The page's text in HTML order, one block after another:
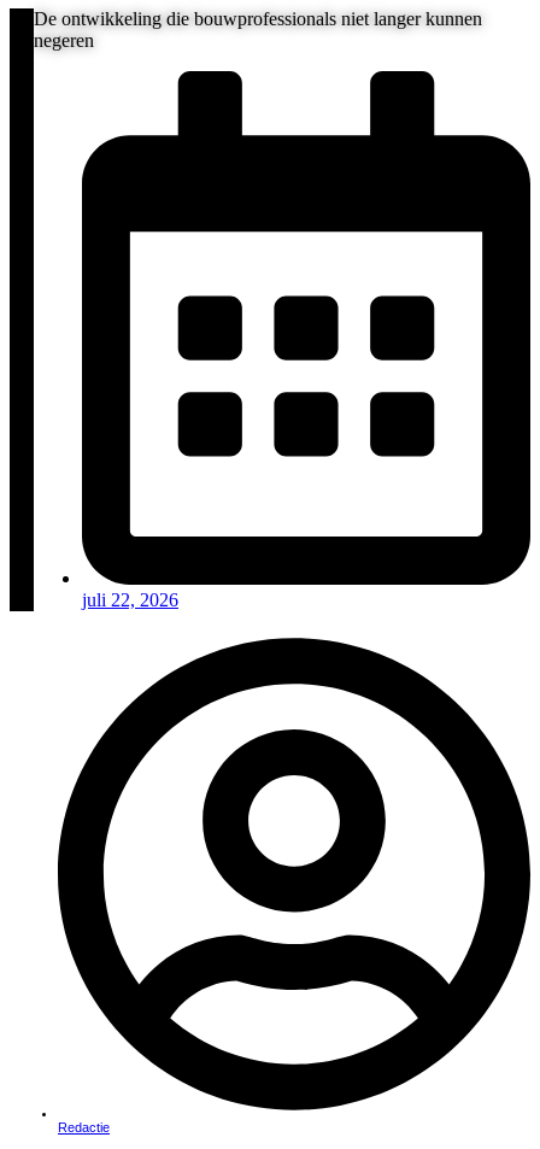
De ontwikkeling die bouwprofessionals niet langer kunnen
negeren
juli 22, 2026
Redactie